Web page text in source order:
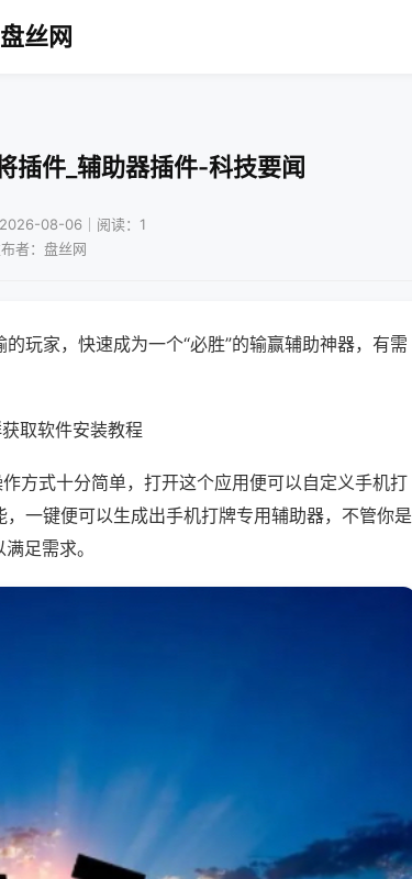
盘丝网
插件_辅助器插件-科技要闻
08-06｜阅读：1
者：盘丝网
玩家，快速成为一个“必胜”的输赢辅助神器，有需
取软件安装教程
方式十分简单，打开这个应用便可以自定义手机打
一键便可以生成出手机打牌专用辅助器，不管你是
足需求。